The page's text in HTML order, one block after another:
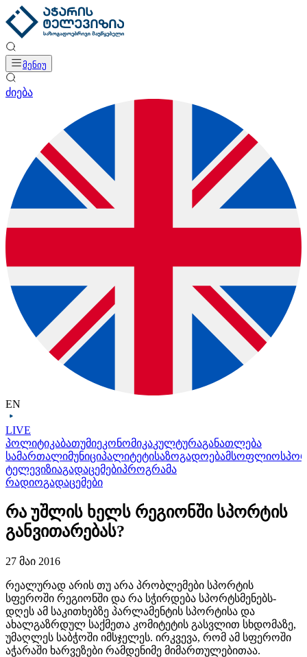
მენიუ
ძიება
EN
LIVE
პოლიტიკაბათუმიეკონომიკაკულტურაგანათლება
სამართალიმუნიციპალიტეტისაზოგადოებამსოფლიო
ტელევიზიაგადაცემებიპროგრამა
რადიოგადაცემები
რა უშლის ხელს რეგიონში სპორტის
განვითარებას?
27 მაი 2016
რეალურად არის თუ არა პრობლემები სპორტის
სფეროში რეგიონში და რა სჭირდება სპორტსმენებს-
დღეს ამ საკითხებზე პარლამენტის სპორტისა და
ახალგაზრდულ საქმეთა კომიტეტის გასვლით სხდომაზე,
უმაღლეს საბჭოში იმსჯელეს. ირკვევა, რომ ამ სფეროში
აჭარაში ხარვეზები რამდენიმე მიმართულებითაა.